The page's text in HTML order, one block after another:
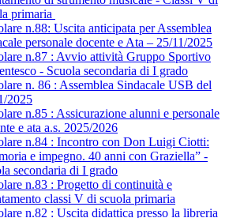
primaria
n.88: Uscita anticipata per Assemblea
personale docente e Ata – 25/11/2025
n.87 : Avvio attività Gruppo Sportivo
- Scuola secondaria di I grado
n. 86 : Assemblea Sindacale USB del
2025
n.85 : Assicurazione alunni e personale
e ata a.s. 2025/2026
n.84 : Incontro con Don Luigi Ciotti:
e impegno. 40 anni con Graziella” -
secondaria di I grado
n.83 : Progetto di continuità e
classi V di scuola primaria
n.82 : Uscita didattica presso la libreria